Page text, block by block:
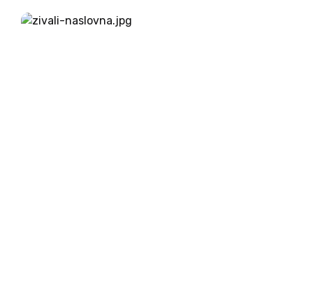
naložbe. Konkretno; investitor (ki je običajno
državna institucija in investira z...